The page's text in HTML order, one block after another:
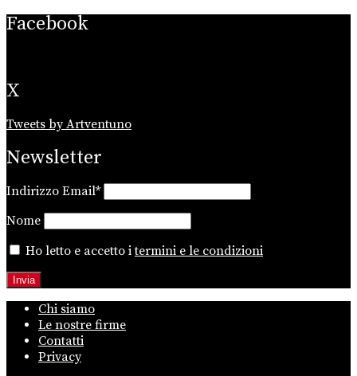
Facebook
X
Tweets by Artventuno
Newsletter
Indirizzo Email*
Nome
Ho letto e accetto itermini e le condizioni
Chi siamo
Le nostre firme
Contatti
Privacy